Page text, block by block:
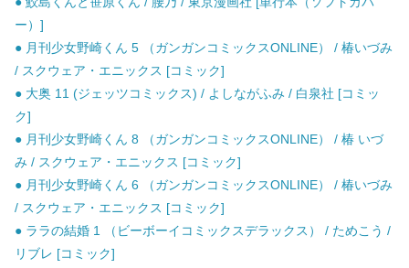
ー）]
● 月刊少女野崎くん 5 （ガンガンコミックスONLINE） / 椿いづみ
/ スクウェア・エニックス [コミック]
● 大奥 11 (ジェッツコミックス) / よしながふみ / 白泉社 [コミッ
ク]
● 月刊少女野崎くん 8 （ガンガンコミックスONLINE） / 椿 いづ
み / スクウェア・エニックス [コミック]
● 月刊少女野崎くん 6 （ガンガンコミックスONLINE） / 椿いづみ
/ スクウェア・エニックス [コミック]
● ララの結婚 1 （ビーボーイコミックスデラックス） / ためこう /
リブレ [コミック]